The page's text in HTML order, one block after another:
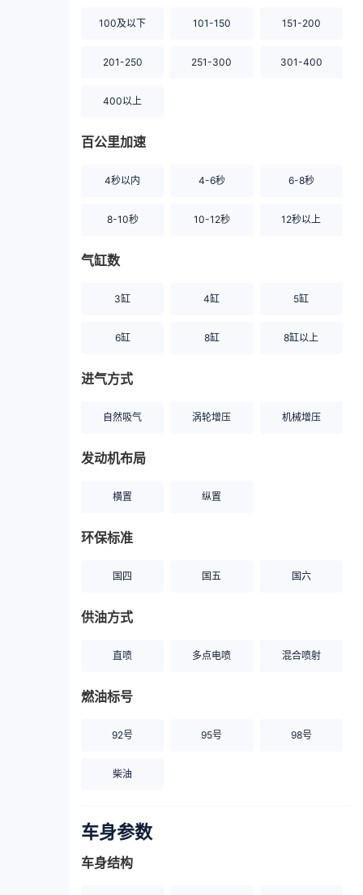
100及以下 101-150 151-200
201-250 251-300 301-400
400以上
百公里加速
4秒以内 4-6秒 6-8秒
8-10秒 10-12秒 12秒以上
气缸数
3缸 4缸 5缸
6缸 8缸 8缸以上
进气方式
自然吸气 涡轮增压 机械增压
发动机布局
横置 纵置
环保标准
国四 国五 国六
供油方式
直喷 多点电喷 混合喷射
燃油标号
92号 95号 98号
柴油
车身参数
车身结构